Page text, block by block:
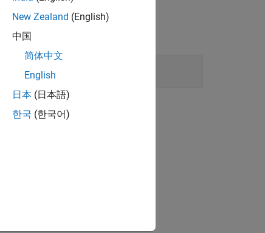
New Zealand (English)
中国
简体中文
English
日本 (日本語)
한국 (한국어)